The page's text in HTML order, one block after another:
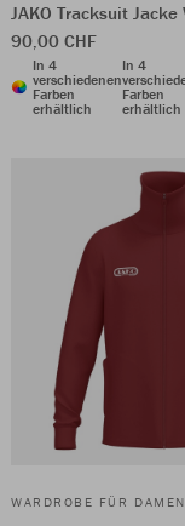
JAKO Tracksuit Jacke
90,00 CHF
In 4
verschiedenen
Farben
erhältlich
In 4
Farben
erhältlich
WARDROBE FÜR DAMEN